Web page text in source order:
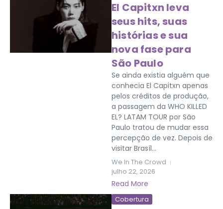
El Capitxn leva
seus hits, suas
histórias e sua
nova fase para
São Paulo
Se ainda existia alguém que
conhecia El Capitxn apenas
pelos créditos de produção,
a passagem da WHO KILLED
EL? LATAM TOUR por São
Paulo tratou de mudar essa
percepção de vez. Depois de
visitar Brasíl...
We In The Crowd
julho 22, 2026
Read More
Cobertura